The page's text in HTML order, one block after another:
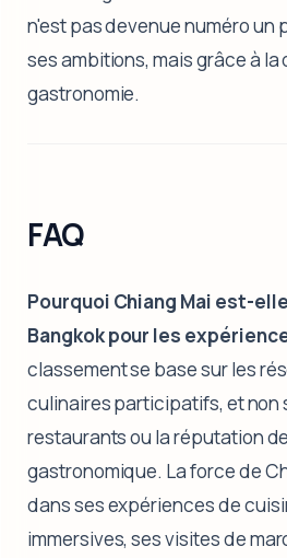
n'est pas devenue numéro un
ses ambitions, mais grâce à la
gastronomie.
FAQ
Pourquoi Chiang Mai est-
Bangkok pour les
classement se base sur les
culinaires participatifs, et non
restaurants ou la réputation
gastronomique. La force de
dans ses expériences de
immersives, ses visites de